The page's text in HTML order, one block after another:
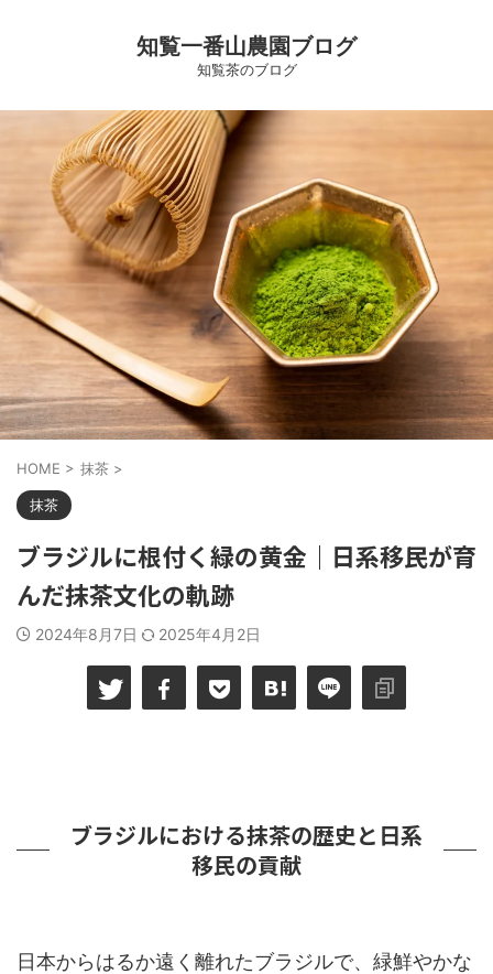
知覧一番山農園ブログ
知覧茶のブログ
HOME > 抹茶 >
抹茶
ブラジルに根付く緑の黄金｜日系移民が育
んだ抹茶文化の軌跡
2024年8月7日 2025年4月2日
ブラジルにおける抹茶の歴史と日系
移民の貢献
日本からはるか遠く離れたブラジルで、緑鮮やかな